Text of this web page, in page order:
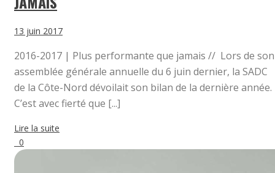
13 juin 2017
2016-2017 | Plus performante que jamais // Lors de son
assemblée générale annuelle du 6 juin dernier, la SADC
de la Côte-Nord dévoilait son bilan de la dernière année.
C’est avec fierté que [...]
Lire la suite
0